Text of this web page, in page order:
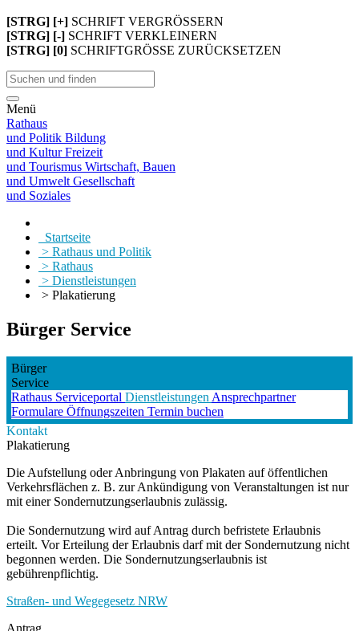
[STRG] [+] SCHRIFT VERGRÖSSERN
[STRG] [-] SCHRIFT VERKLEINERN
[STRG] [0] SCHRIFTGRÖSSE ZURÜCKSETZEN
Menü
Rathaus
und Politik Bildung
und KulturFreizeit
und Tourismus Wirtschaft, Bauen
und Umwelt Gesellschaft
und Soziales
Startseite
> Rathaus und Politik
> Rathaus
> Dienstleistungen
> Plakatierung
Bürger Service
Bürger
Service
Rathaus Serviceportal Dienstleistungen Ansprechpartner
Formulare Öffnungszeiten Termin buchen
Kontakt
Plakatierung
Die Aufstellung oder Anbringung von Plakaten auf öffentlichen
Verkehrsflächen z. B. zur Ankündigung von Veranstaltungen ist nur
mit einer Sondernutzungserlaubnis zulässig.
Die Sondernutzung wird auf Antrag durch befristete Erlaubnis
erteilt. Vor Erteilung der Erlaubnis darf mit der Sondernutzung nicht
begonnen werden. Die Sondernutzungserlaubnis ist
gebührenpflichtig.
Straßen- und Wegegesetz NRW
Antrag